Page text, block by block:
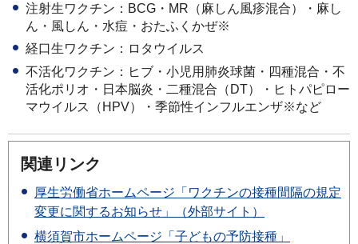
注射生ワクチン：BCG・MR（麻しん風疹混合）・麻し
ん・風しん・水痘・おたふくかぜ※
経口生ワクチン：ロタウイルス
不活化ワクチン：ヒブ・小児用肺炎球菌・四種混合・不
活化ポリオ・日本脳炎・二種混合（DT）・ヒトパピロー
マウイルス（HPV）・季節性インフルエンザ※など
関連リンク
厚生労働省ホームページ「ワクチンの接種間隔の規定
変更に関するお知らせ」（外部サイト）
横須賀市ホームページ「子どもの予防接種」